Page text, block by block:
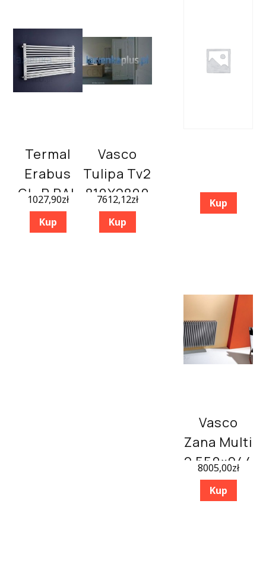
Termal
Erabus
GŁ-P RAL
9016
500×1000
1027,90zł
Kup
Kup
Vasco
Tulipa Tv2
810X2800
7612,12zł
Kup
Vasco
Zana Multi
2 550×944
8005,00zł
Kup